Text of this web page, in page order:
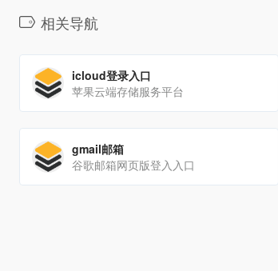
相关导航
icloud登录入口
苹果云端存储服务平台
gmail邮箱
谷歌邮箱网页版登入入口